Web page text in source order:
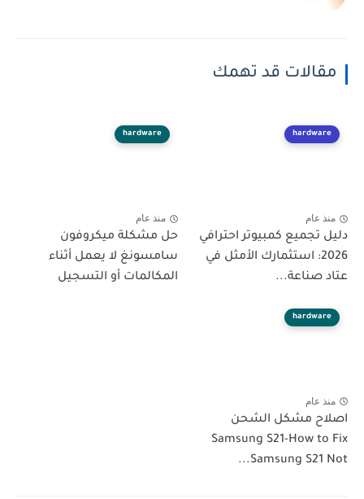
مقالات قد تهمك
hardware
منذ عام
دليل تجميع كمبيوتر احترافي
2026: استثمارك الأمثل في
عتاد صناعة...
hardware
منذ عام
حل مشكلة ميكروفون
سامسونغ لا يعمل أثناء
المكالمات أو التسجيل
hardware
منذ عام
اصلاح مشكل الشحن
Samsung S21-How to Fix
Samsung S21 Not...